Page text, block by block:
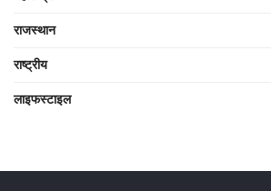
राजस्थान
राष्ट्रीय
लाइफस्टाइल